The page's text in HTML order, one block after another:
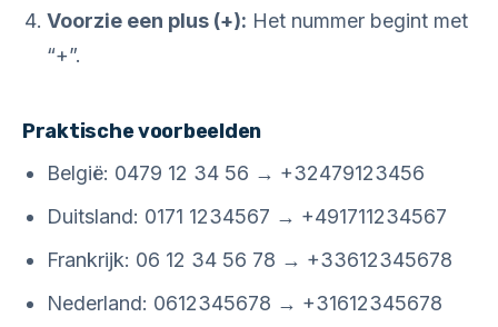
Voorzie een plus (+): Het nummer begint met
“+”.
Praktische voorbeelden
België: 0479 12 34 56 → +32479123456
Duitsland: 0171 1234567 → +491711234567
Frankrijk: 06 12 34 56 78 → +33612345678
Nederland: 0612345678 → +31612345678